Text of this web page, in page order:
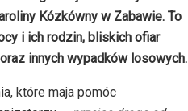
Kózkówny w Zabawie. To
i ich rodzin, bliskich ofiar
innych wypadków losowych.
które maja pomóc